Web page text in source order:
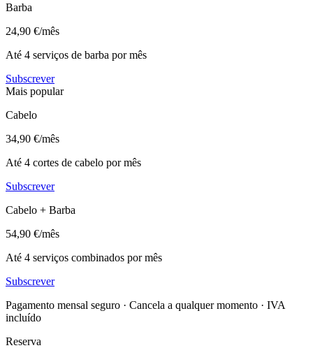
Barba
24,90 €/mês
Até 4 serviços de barba por mês
Subscrever
Mais popular
Cabelo
34,90 €/mês
Até 4 cortes de cabelo por mês
Subscrever
Cabelo + Barba
54,90 €/mês
Até 4 serviços combinados por mês
Subscrever
Pagamento mensal seguro · Cancela a qualquer momento · IVA
incluído
Reserva